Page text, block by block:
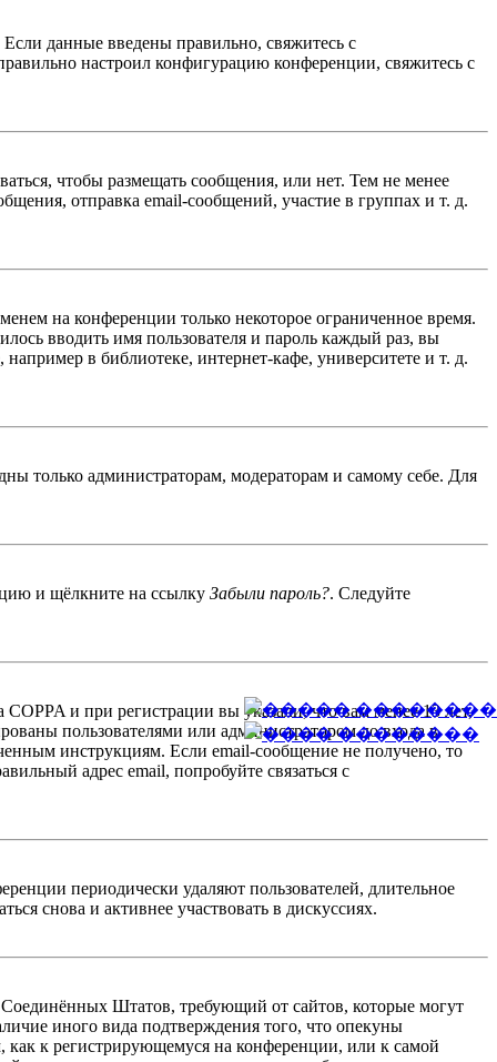
данные введены правильно, свяжитесь с
настроил конфигурацию конференции, свяжитесь с
чтобы размещать сообщения, или нет. Тем не менее
отправка email-сообщений, участие в группах и т. д.
на конференции только некоторое ограниченное время.
вводить имя пользователя и пароль каждый раз, вы
в библиотеке, интернет-кафе, университете и т. д.
только администраторам, модераторам и самому себе. Для
и щёлкните на ссылку Забыли пароль?. Следуйте
и при регистрации вы указали, что вам менее 13 лет,
пользователями или администратором до входа в
инструкциям. Если email-сообщение не получено, то
адрес email, попробуйте связаться с
периодически удаляют пользователей, длительное
снова и активнее участвовать в дискуссиях.
Штатов, требующий от сайтов, которые могут
иного вида подтверждения того, что опекуны
к регистрирующемуся на конференции, или к самой